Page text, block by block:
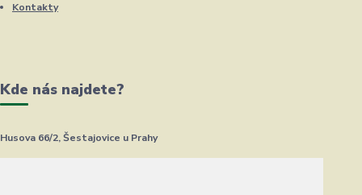
Kontakty
Kde nás najdete?
Husova 66/2, Šestajovice u Prahy